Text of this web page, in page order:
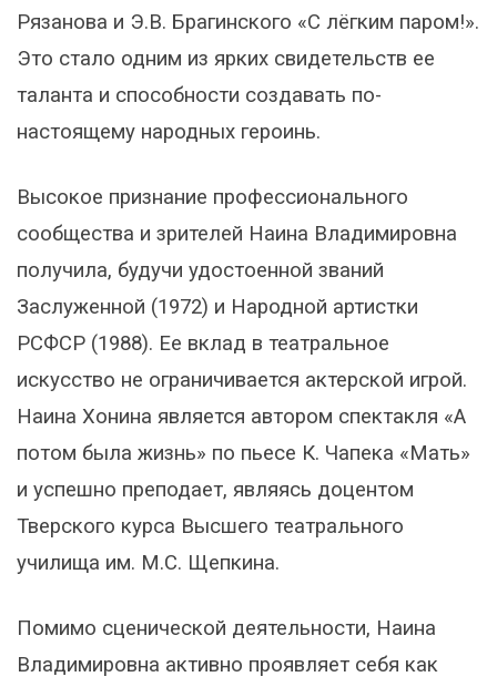
Рязанова и Э.В. Брагинского «С лёгким паром!».
Это стало одним из ярких свидетельств ее
таланта и способности создавать по-
настоящему народных героинь.
Высокое признание профессионального
сообщества и зрителей Наина Владимировна
получила, будучи удостоенной званий
Заслуженной (1972) и Народной артистки
РСФСР (1988). Ее вклад в театральное
искусство не ограничивается актерской игрой.
Наина Хонина является автором спектакля «А
потом была жизнь» по пьесе К. Чапека «Мать»
и успешно преподает, являясь доцентом
Тверского курса Высшего театрального
училища им. М.С. Щепкина.
Помимо сценической деятельности, Наина
Владимировна активно проявляет себя как